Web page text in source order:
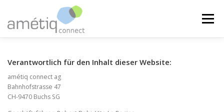
springen
Menü
Verantwortlich für den Inhalt dieser Website:
amétiq connect ag
Bahnhofstrasse 47
CH-9470 Buchs SG